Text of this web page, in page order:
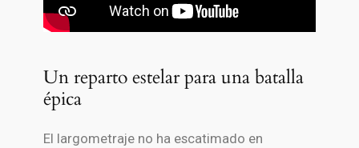
Un reparto estelar para una batalla
épica
El largometraje no ha escatimado en